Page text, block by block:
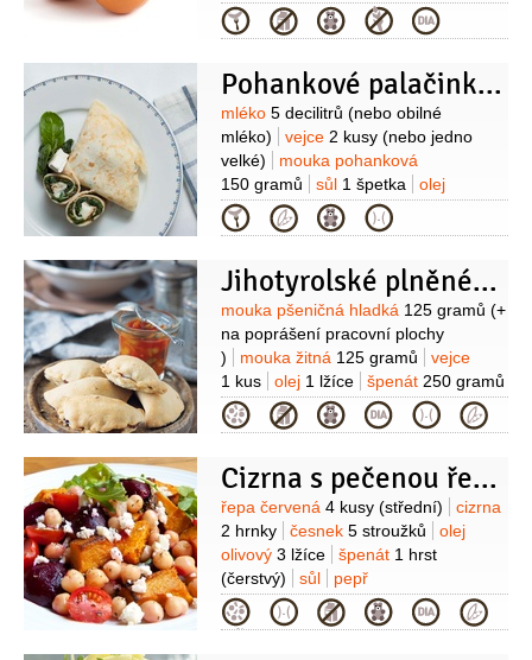
formiček)
tymián
(čerstvý k
podávání)
sůl pepř
Kategorie
Pohankové palačinky se špenátem a kozím sýrem
Suroviny
mléko 5 decilitrů (nebo obilné
mléko)
vejce 2 kusy (nebo jedno
velké)
mouka pohanková
150 gramů
sůl 1 špetka
olej
(kvalitní, na smažení)
cibule150 gramů (oloupaná)
česnek
(čerstvý, opraný a osušený)
Na
dokončení:
sýr kozí 150 gramů
Kategorie
Jihotyrolské plněné taštičky „Schlutzkrapfen“
Suroviny
mouka pšeničná hladká 125 gramů (+
na poprášení pracovní plochy
)
mouka žitná 125 gramů
vejce
1 kus
olej 1 lžíce špenát 250 gramů
(čerstvý)
cibule 1 kus
máslo
100 gramů
petrželka velkolistá
Kategorie
Cizrna s pečenou řepou
Suroviny
řepa červená 4 kusy (střední)
cizrna
2 hrnky
česnek 5 stroužků
olej
olivový 3 lžíce špenát 1 hrst
(čerstvý)
sůl pepř
Kategorie